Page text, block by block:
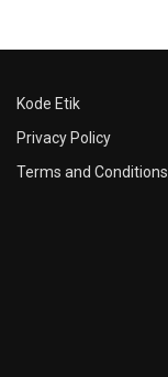
Kode Etik
Privacy Policy
Terms and Conditions